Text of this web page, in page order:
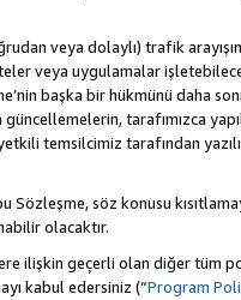
veya dolaylı) trafik
veya uygulamalar
başka bir hükmünü daha
tarafımızca
temsilcimiz tarafından
Sözleşme, söz konusu
olacaktır.
ilişkin geçerli olan diğer tüm
kabul edersiniz (“Program